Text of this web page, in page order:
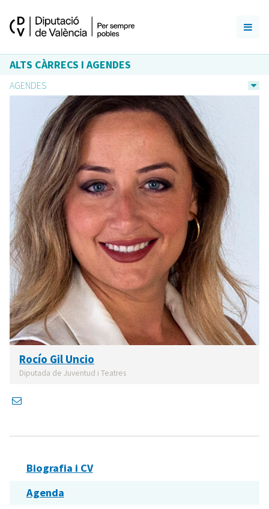
ALTS CÀRRECS I AGENDES
AGENDES
Rocío Gil Uncio
Diputada de Juventud i Teatres
Biografia i CV
Agenda